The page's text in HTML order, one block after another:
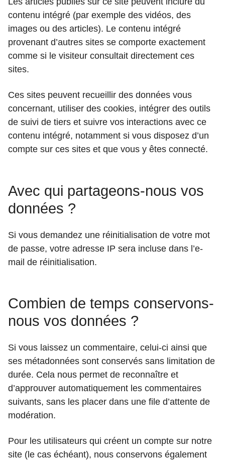
contenu intégré (par exemple des vidéos, des
images ou des articles). Le contenu intégré
provenant d’autres sites se comporte exactement
comme si le visiteur consultait directement ces
sites.
Ces sites peuvent recueillir des données vous
concernant, utiliser des cookies, intégrer des outils
de suivi de tiers et suivre vos interactions avec ce
contenu intégré, notamment si vous disposez d’un
compte sur ces sites et que vous y êtes connecté.
Avec qui partageons-nous vos
données ?
Si vous demandez une réinitialisation de votre mot
de passe, votre adresse IP sera incluse dans l’e-
mail de réinitialisation.
Combien de temps conservons-
nous vos données ?
Si vous laissez un commentaire, celui-ci ainsi que
ses métadonnées sont conservés sans limitation de
durée. Cela nous permet de reconnaître et
d’approuver automatiquement les commentaires
suivants, sans les placer dans une file d’attente de
modération.
Pour les utilisateurs qui créent un compte sur notre
site (le cas échéant), nous conservons également